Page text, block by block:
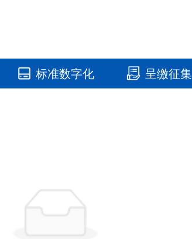
标准数字化 呈缴征集